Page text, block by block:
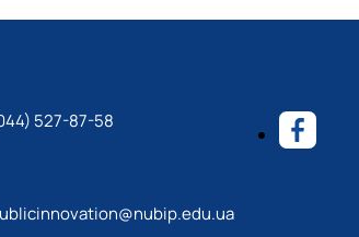
527-87-58